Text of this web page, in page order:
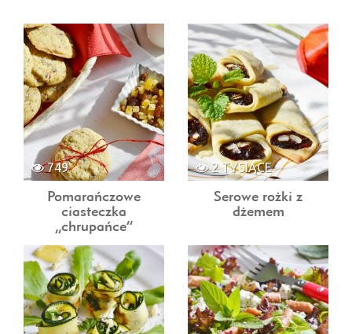
749
Pomarańczowe
ciasteczka
„chrupańce”
2 TYSIĄCE
Serowe rożki z
dżemem